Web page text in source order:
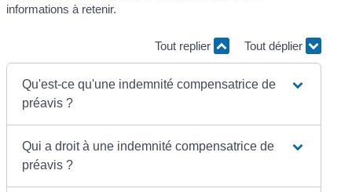
informations à retenir.
Tout replier Tout déplier
Qu'est-ce qu'une indemnité compensatrice de
préavis ?
Qui a droit à une indemnité compensatrice de
préavis ?